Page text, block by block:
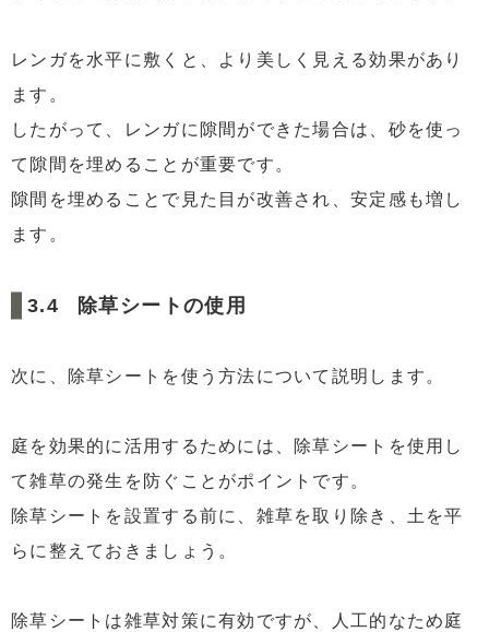
レンガを水平に敷くと、より美しく見える効果があり
ます。
したがって、レンガに隙間ができた場合は、砂を使っ
て隙間を埋めることが重要です。
隙間を埋めることで見た目が改善され、安定感も増し
ます。
除草シートの使用
次に、除草シートを使う方法について説明します。
庭を効果的に活用するためには、除草シートを使用し
て雑草の発生を防ぐことがポイントです。
除草シートを設置する前に、雑草を取り除き、土を平
らに整えておきましょう。
除草シートは雑草対策に有効ですが、人工的なため庭